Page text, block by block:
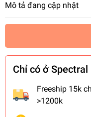
Mô tả đang cập nhật
Chỉ có ở Spectral
Freeship 15k
>1200k